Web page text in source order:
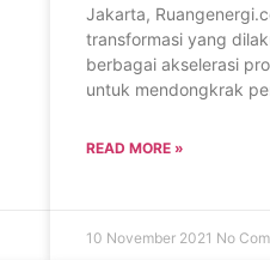
Jakarta,
transformasi yang
berbagai akselerasi
untuk mendongkrak
READ MORE »
10 November 2021 No